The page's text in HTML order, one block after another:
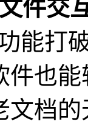
件交
能打
件也
文档